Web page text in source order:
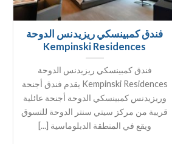
فندق كمبينسكي ريزيدنس الدوحة
Kempinski Residences
فندق كمبينسكي ريزيدنس الدوحة
Kempinski Residences يقدم فندق أجنحة
وريزيدنس كمبينسكي الدوحة أجنحة عائلية
قريبة من مركز سيتي سنتر الدوحة للتسوق
ويقع في المنطقة الدبلوماسية [...]